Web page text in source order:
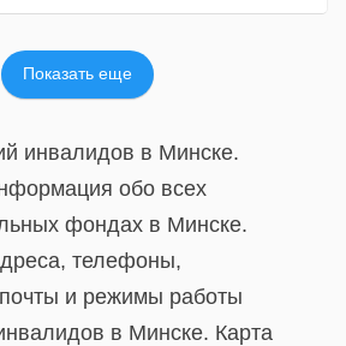
Показать еще
инвалидов в Минске.
обо всех
фондах в Минске.
телефоны,
и режимы работы
в Минске. Карта